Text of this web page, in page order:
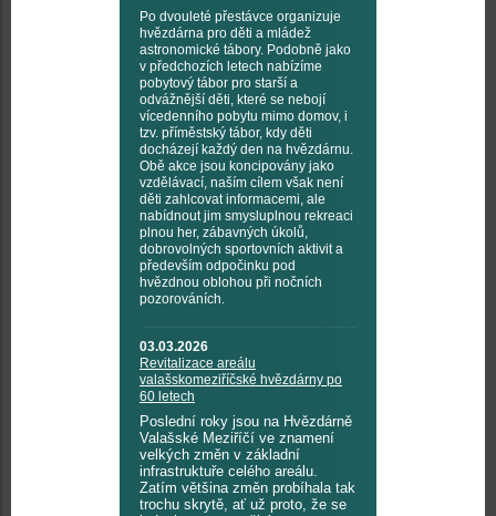
Po dvouleté přestávce organizuje
hvězdárna pro děti a mládež
astronomické tábory. Podobně jako
v předchozích letech nabízíme
pobytový tábor pro starší a
odvážnější děti, které se nebojí
vícedenního pobytu mimo domov, i
tzv. příměstský tábor, kdy děti
docházejí každý den na hvězdárnu.
Obě akce jsou koncipovány jako
vzdělávací, naším cílem však není
děti zahlcovat informacemi, ale
nabídnout jim smysluplnou rekreaci
plnou her, zábavných úkolů,
dobrovolných sportovních aktivit a
především odpočinku pod
hvězdnou oblohou při nočních
pozorováních.
03.03.2026
Revitalizace areálu
valašskomeziříčské hvězdárny po
60 letech
Poslední roky jsou na Hvězdárně
Valašské Meziříčí ve znamení
velkých změn v základní
infrastruktuře celého areálu.
Zatím většina změn probíhala tak
trochu skrytě, ať už proto, že se